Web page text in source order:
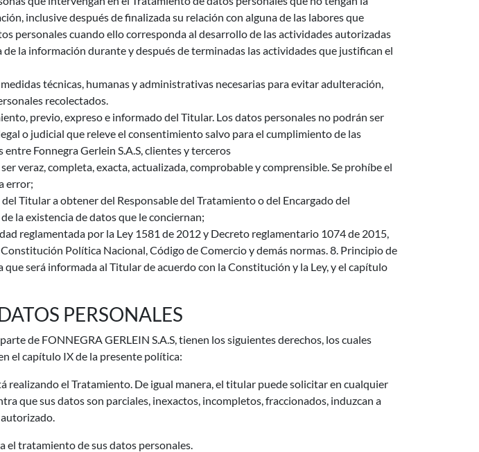
inclusive después de finalizada su relación con alguna de las labores que
personales cuando ello corresponda al desarrollo de las actividades autorizadas
la información durante y después de terminadas las actividades que justifican el
técnicas, humanas y administrativas necesarias para evitar adulteración,
recolectados.
previo, expreso e informado del Titular. Los datos personales no podrán ser
o judicial que releve el consentimiento salvo para el cumplimiento de las
Fonnegra Gerlein S.A.S, clientes y terceros
veraz, completa, exacta, actualizada, comprobable y comprensible. Se prohíbe el
error;
Titular a obtener del Responsable del Tratamiento o del Encargado del
la existencia de datos que le conciernan;
reglamentada por la Ley 1581 de 2012 y Decreto reglamentario 1074 de 2015,
Política Nacional, Código de Comercio y demás normas. 8. Principio de
será informada al Titular de acuerdo con la Constitución y la Ley, y el capítulo
PERSONALES
de FONNEGRA GERLEIN S.A.S, tienen los siguientes derechos, los cuales
el capítulo IX de la presente política:
realizando el Tratamiento. De igual manera, el titular puede solicitar en cualquier
que sus datos son parciales, inexactos, incompletos, fraccionados, induzcan a
el tratamiento de sus datos personales.